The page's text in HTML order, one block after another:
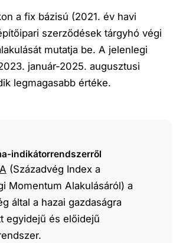
a fix bázisú (2021. év havi
szerződések tárgyhó végi
mutatja be. A jelenlegi
január-2025. augusztusi
legmagasabb értéke.
indikátorrendszerről
(Századvég Index a
Momentum Alakulásáról) a
által a hazai gazdaságra
egyidejű és előidejű